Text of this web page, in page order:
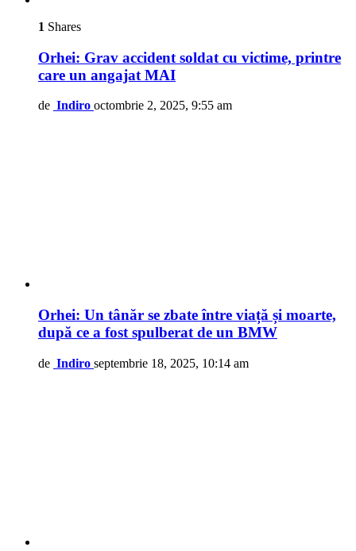
1 Shares
Orhei: Grav accident soldat cu victime, printre
care un angajat MAI
de Indiro octombrie 2, 2025, 9:55 am
Orhei: Un tânăr se zbate între viață și moarte,
după ce a fost spulberat de un BMW
de Indiro septembrie 18, 2025, 10:14 am